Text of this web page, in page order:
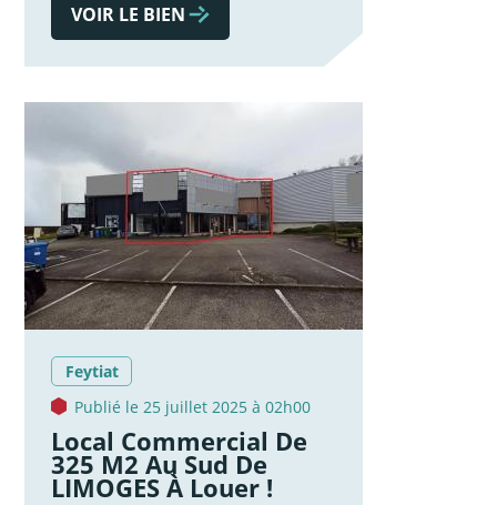
VOIR LE BIEN
Feytiat
Publié le 25 juillet 2025 à 02h00
Local Commercial De
325 M2 Au Sud De
LIMOGES À Louer !